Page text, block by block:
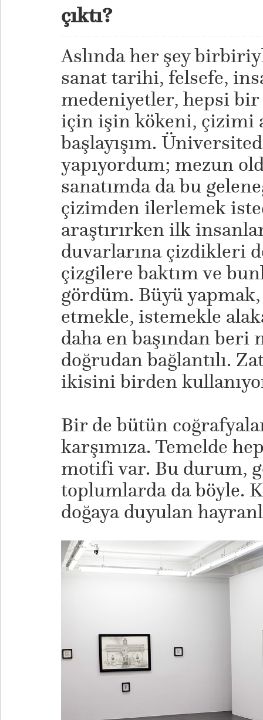
çıktı?
Aslında her şey
sanat tarihi, felsefe,
medeniyetler, hepsi
için işin kökeni, çizimi
başlayışım.
yapıyordum; mezun
sanatımda da bu
çizimden ilerlemek
araştırırken ilk
duvarlarına çizdikleri
çizgilere baktım ve
gördüm. Büyü
etmekle, istemekle
daha en başından beri
doğrudan bağlantılı.
ikisini birden
Bir de bütün
karşımıza. Temelde
motifi var. Bu durum,
toplumlarda da böyle.
doğaya duyulan